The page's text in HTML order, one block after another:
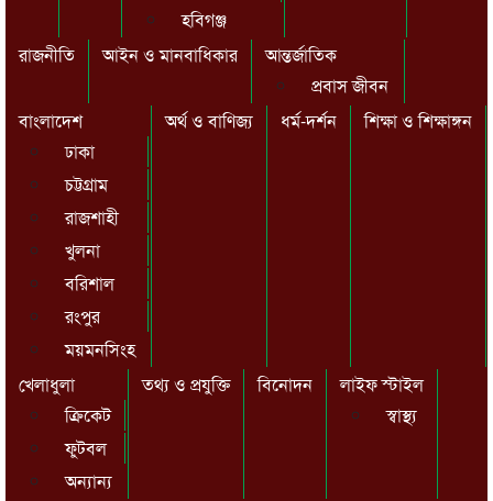
হবিগঞ্জ
রাজনীতি আইন ও মানবাধিকার
আন্তর্জাতিক
প্রবাস জীবন
বাংলাদেশ
ঢাকা
চট্টগ্রাম
রাজশাহী
খুলনা
বরিশাল
রংপুর
ময়মনসিংহ
অর্থ ও বাণিজ্য ধর্ম-দর্শন শিক্ষা ও শিক্ষাঙ্গন
খেলাধুলা
ক্রিকেট
ফুটবল
অন্যান্য
তথ্য ও প্রযুক্তি বিনোদন
লাইফ স্টাইল
স্বাস্থ্য